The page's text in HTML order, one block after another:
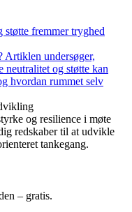
støtte fremmer tryghed
Artiklen undersøger,
neutralitet og støtte kan
hvordan rummet selv
og resilience i møte
redskaber til at udvikle
tankegang.
– gratis.